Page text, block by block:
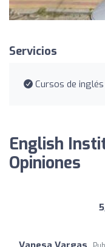
Servicios
Cursos de inglés
English
Opiniones
5